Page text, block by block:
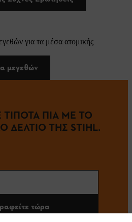
για τα μέσα ατομικής
μεγεθών
ΠΙΑ ΜΕ ΤΟ
ΔΕΛΤΙΟ ΤΗΣ STIHL.
τώρα